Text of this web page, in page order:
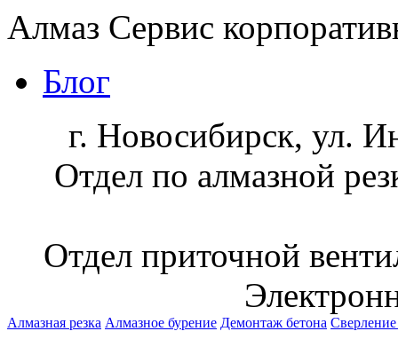
Алмаз Сервис
Блог
г. Новосибирск, ул.
Отдел по алмазной
Отдел приточной
Алмазная резка Алмазное бурение Демонтаж бетона